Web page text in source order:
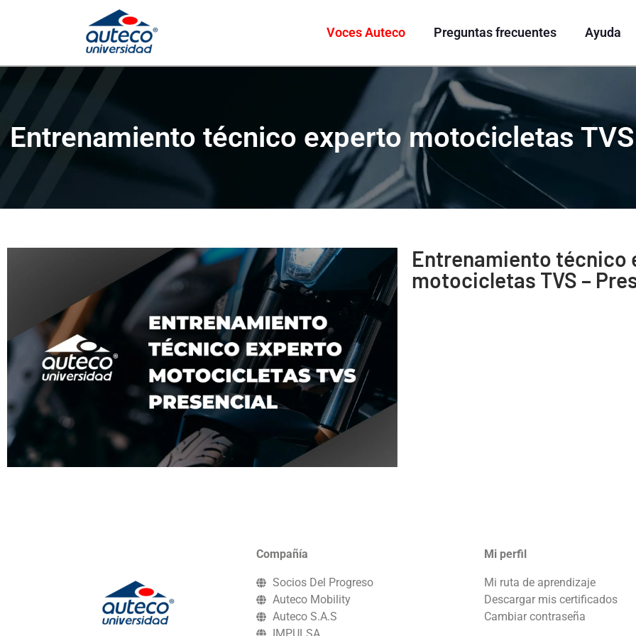
Voces Auteco Preguntas frecuentes Ayuda
Entrenamiento técnico experto motocicletas
Entrenamiento técnico
motocicletas TVS –
Compañía
Socios Del Progreso
Auteco Mobility
Auteco S.A.S
Mi perfil
Mi ruta de aprendizaje
Descargar mis certificados
Cambiar contraseña